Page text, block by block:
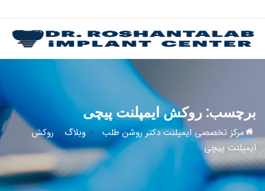
برچسب: روکش ایمپلنت پیچی
مرکز تخصصی ایمپلنت دکتر روشن طلب >وبلاگ > روکش
ایمپلنت پیچی